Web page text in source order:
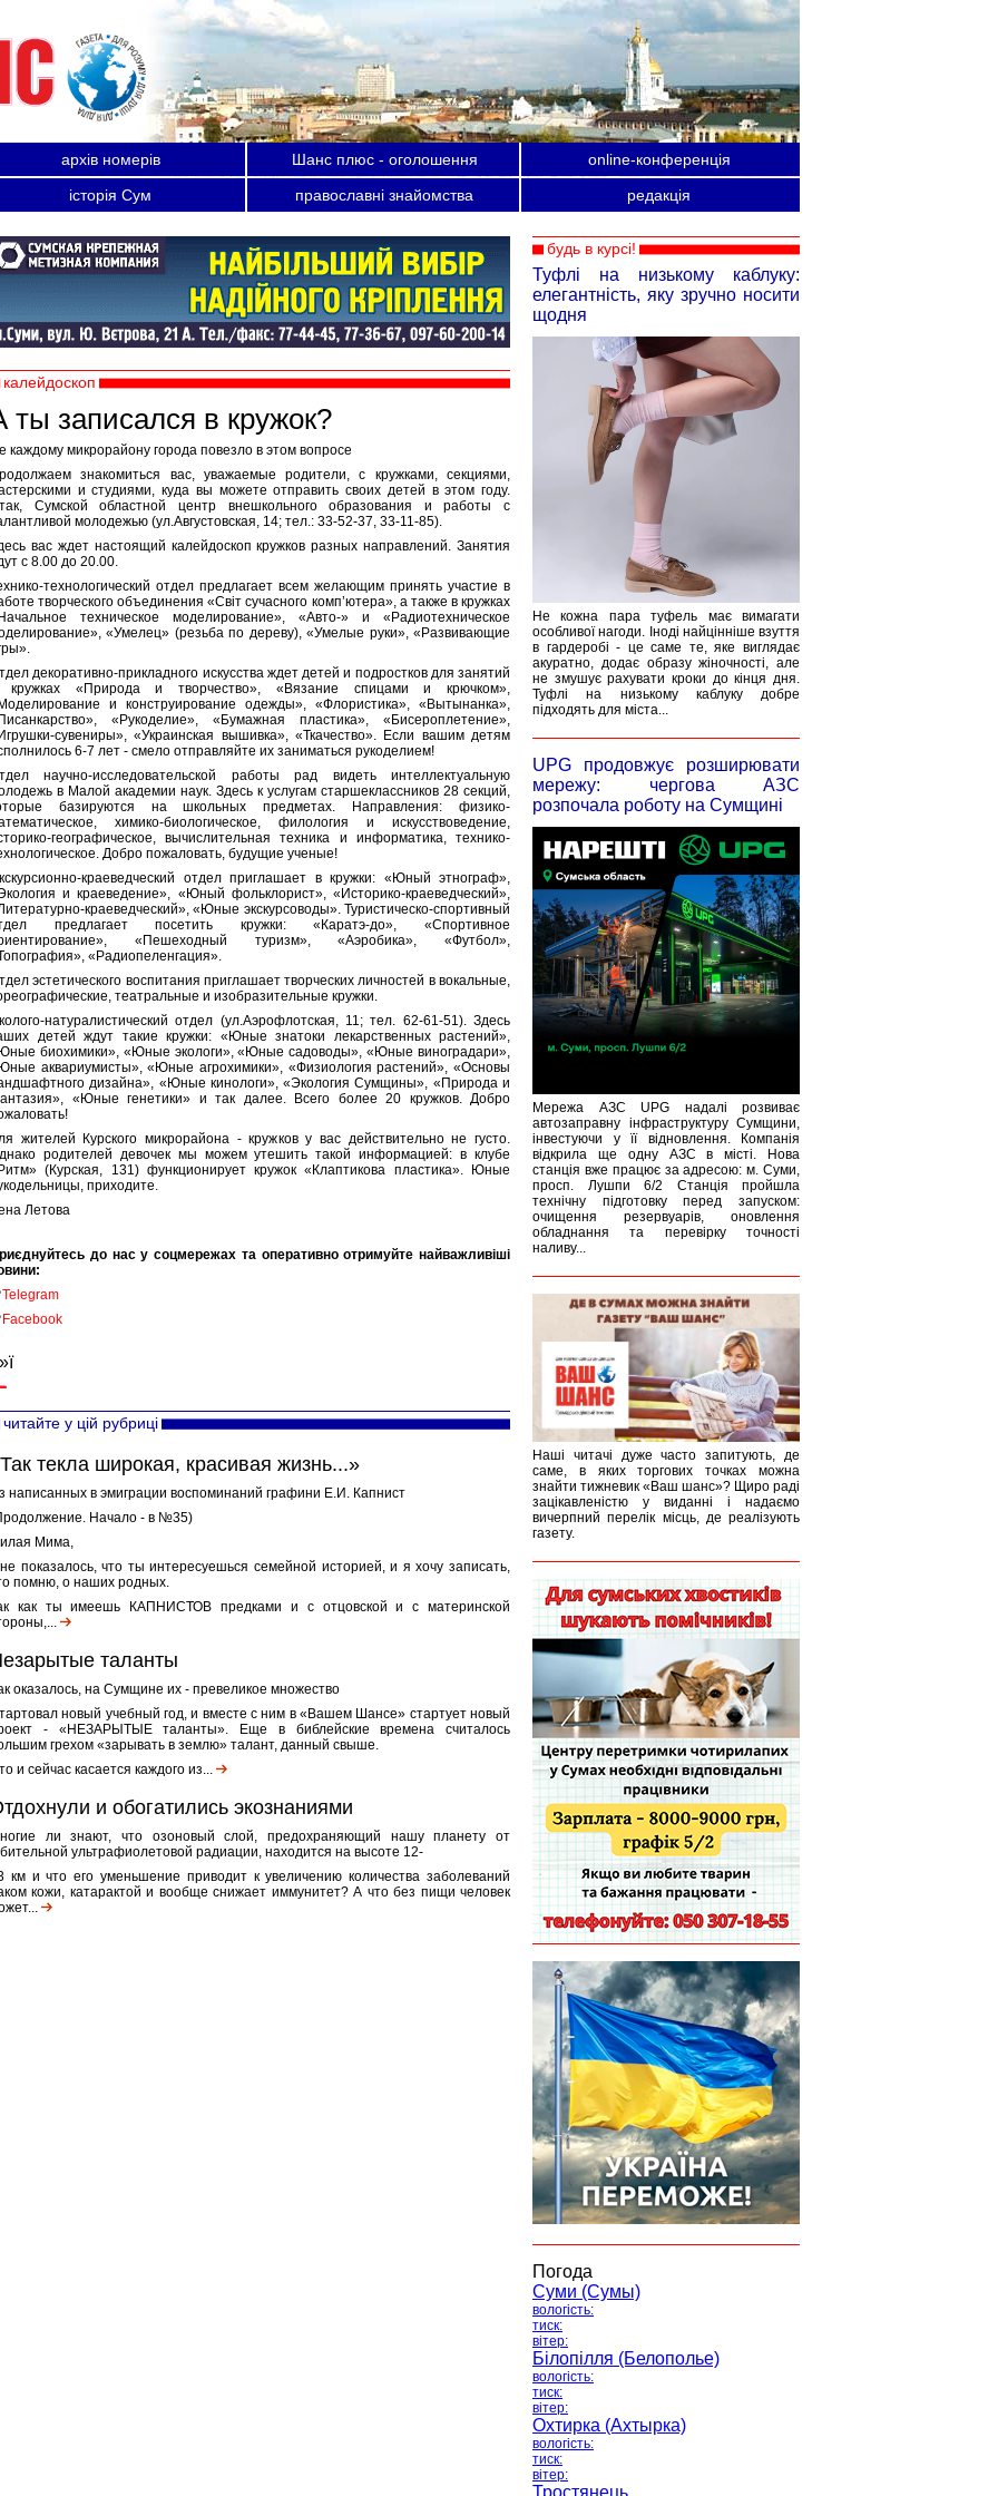
архів номерів Шанс плюс - оголошення
online-конференція
історія Сум православні знайомства редакція
калейдоскоп
ты записался в кружок?
каждому микрорайону города повезло в этом вопросе
знакомиться вас, уважаемые родители, с кружками, секциями,
и студиями, куда вы можете отправить своих детей в этом году.
Сумской областной центр внешкольного образования и работы с
молодежью (ул.Августовская, 14; тел.: 33-52-37, 33-11-85).
вас ждет настоящий калейдоскоп кружков разных направлений. Занятия
с 8.00 до 20.00.
технологический отдел предлагает всем желающим принять участие в
творческого объединения «Світ сучасного комп’ютера», а также в кружках
техническое моделирование», «Авто-» и «Радиотехническое
«Умелец» (резьба по дереву), «Умелые руки», «Развивающие
декоративно-прикладного искусства ждет детей и подростков для занятий
кружках «Природа и творчество», «Вязание спицами и крючком»,
и конструирование одежды», «Флористика», «Вытынанка»,
«Рукоделие», «Бумажная пластика», «Бисероплетение»,
сувениры», «Украинская вышивка», «Ткачество». Если вашим детям
6-7 лет - смело отправляйте их заниматься рукоделием!
научно-исследовательской работы рад видеть интеллектуальную
в Малой академии наук. Здесь к услугам старшеклассников 28 секций,
базируются на школьных предметах. Направления: физико-
химико-биологическое, филология и искусствоведение,
географическое, вычислительная техника и информатика, технико-
Добро пожаловать, будущие ученые!
краеведческий отдел приглашает в кружки: «Юный этнограф»,
и краеведение», «Юный фольклорист», «Историко-краеведческий»,
краеведческий», «Юные экскурсоводы». Туристическо-спортивный
предлагает посетить кружки: «Каратэ-до», «Спортивное
«Пешеходный туризм», «Аэробика», «Футбол»,
«Радиопеленгация».
эстетического воспитания приглашает творческих личностей в вокальные,
театральные и изобразительные кружки.
натуралистический отдел (ул.Аэрофлотская, 11; тел. 62-61-51). Здесь
детей ждут такие кружки: «Юные знатоки лекарственных растений»,
биохимики», «Юные экологи», «Юные садоводы», «Юные виноградари»,
аквариумисты», «Юные агрохимики», «Физиология растений», «Основы
дизайна», «Юные кинологи», «Экология Сумщины», «Природа и
«Юные генетики» и так далее. Всего более 20 кружков. Добро
жителей Курского микрорайона - кружков у вас действительно не густо.
родителей девочек мы можем утешить такой информацией: в клубе
(Курская, 131) функционирует кружок «Клаптикова пластика». Юные
приходите.
Летова
до нас у соцмережах та оперативно отримуйте найважливіші
Telegram
Facebook
читайте у цій рубриці
текла широкая, красивая жизнь...»
написанных в эмиграции воспоминаний графини Е.И. Капнист
Начало - в №35)
Мима,
показалось, что ты интересуешься семейной историей, и я хочу записать,
помню, о наших родных.
как ты имеешь КАПНИСТОВ предками и с отцовской и с материнской
таланты
оказалось, на Сумщине их - превеликое множество
новый учебный год, и вместе с ним в «Вашем Шансе» стартует новый
- «НЕЗАРЫТЫЕ таланты». Еще в библейские времена считалось
грехом «зарывать в землю» талант, данный свыше.
и сейчас касается каждого из...
и обогатились экознаниями
ли знают, что озоновый слой, предохраняющий нашу планету от
ультрафиолетовой радиации, находится на высоте 12-
км и что его уменьшение приводит к увеличению количества заболеваний
кожи, катарактой и вообще снижает иммунитет? А что без пищи человек
будь в курсі!
Туфлі на низькому каблуку:
елегантність, яку зручно носити
щодня
Не кожна пара туфель має вимагати
особливої нагоди. Іноді найцінніше взуття
в гардеробі - це саме те, яке виглядає
акуратно, додає образу жіночності, але
не змушує рахувати кроки до кінця дня.
Туфлі на низькому каблуку добре
підходять для міста...
UPG продовжує розширювати
мережу: чергова АЗС
розпочала роботу на Сумщині
Мережа АЗС UPG надалі розвиває
автозаправну інфраструктуру Сумщини,
інвестуючи у її відновлення. Компанія
відкрила ще одну АЗС в місті. Нова
станція вже працює за адресою: м. Суми,
просп. Лушпи 6/2 Станція пройшла
технічну підготовку перед запуском:
очищення резервуарів, оновлення
обладнання та перевірку точності
наливу...
Наші читачі дуже часто запитують, де
саме, в яких торгових точках можна
знайти тижневик «Ваш шанс»? Щиро раді
зацікавленістю у виданні і надаємо
вичерпний перелік місць, де реалізують
газету.
Погода
Суми (Сумы)
вологість:
тиск:
вітер:
Білопілля (Белополье)
вологість:
тиск:
вітер:
Охтирка (Ахтырка)
вологість:
тиск:
вітер:
Тростянець